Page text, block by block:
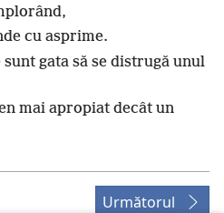
cu asprime.
gata să se distrugă unul
mai apropiat decât un
Următorul